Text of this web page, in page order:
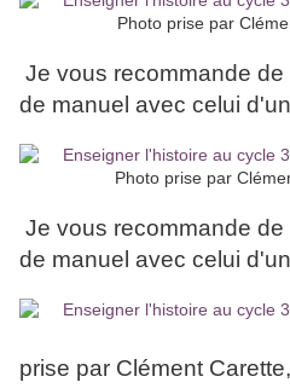
Photo prise par
Je vous recommande
de manuel avec celui
Photo prise par
Je vous recommande
de manuel avec celui
prise par Clément